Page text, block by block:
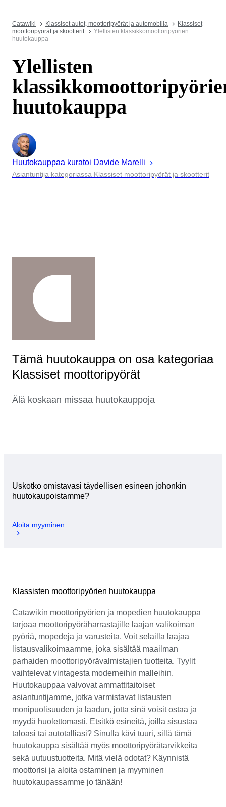
Catawiki Klassiset autot, moottoripyörät ja automobilia
Klassiset
moottoripyörät ja skootterit
Ylellisten klassikkomoottoripyörien
huutokauppa
Ylellisten
huutokauppa
Huutokauppaa kuratoi Davide Marelli
Asiantuntija kategoriassa Klassiset moottoripyörät ja skootterit
Tämä huutokauppa on osa kategoriaa
Klassiset moottoripyörät
Älä koskaan missaa huutokauppoja
Uskotko omistavasi täydellisen esineen johonkin
huutokaupoistamme?
Aloita myyminen
Klassisten moottoripyörien huutokauppa
Catawikin moottoripyörien ja mopedien huutokauppa
tarjoaa moottoripyöräharrastajille laajan valikoiman
pyöriä, mopedeja ja varusteita. Voit selailla laajaa
listausvalikoimaamme, joka sisältää maailman
parhaiden moottoripyörävalmistajien tuotteita. Tyylit
vaihtelevat vintagesta moderneihin malleihin.
Huutokauppaa valvovat ammattitaitoiset
asiantuntijamme, jotka varmistavat listausten
monipuolisuuden ja laadun, jotta sinä voisit ostaa ja
myydä huolettomasti. Etsitkö esineitä, joilla sisustaa
taloasi tai autotalliasi? Sinulla kävi tuuri, sillä tämä
huutokauppa sisältää myös moottoripyörätarvikkeita
sekä uutuustuotteita. Mitä vielä odotat? Käynnistä
moottorisi ja aloita ostaminen ja myyminen
huutokaupassamme jo tänään!